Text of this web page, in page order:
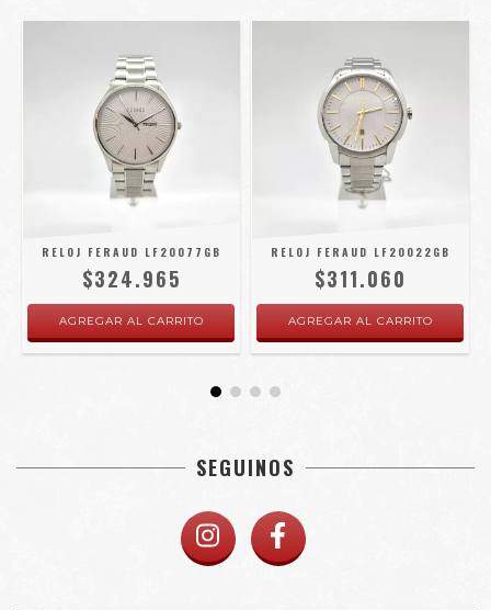
RELOJ FERAUD LF20077GB
$324.965
RELOJ FERAUD LF20022GB
$311.060
SEGUINOS